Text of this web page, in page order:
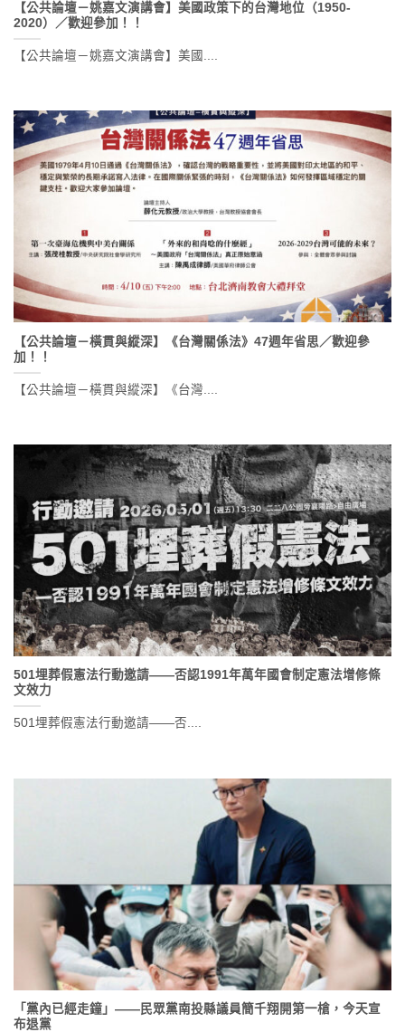
【公共論壇－姚嘉文演講會】美國政策下的台灣地位（1950-
2020）／歡迎參加！！
【公共論壇－姚嘉文演講會】美國....
【公共論壇－橫貫與縱深】《台灣關係法》47週年省思／歡迎參
加！！
【公共論壇－橫貫與縱深】《台灣....
501埋葬假憲法行動邀請——否認1991年萬年國會制定憲法增修條
文效力
501埋葬假憲法行動邀請——否....
「黨內已經走鐘」——民眾黨南投縣議員簡千翔開第一槍，今天宣
布退黨